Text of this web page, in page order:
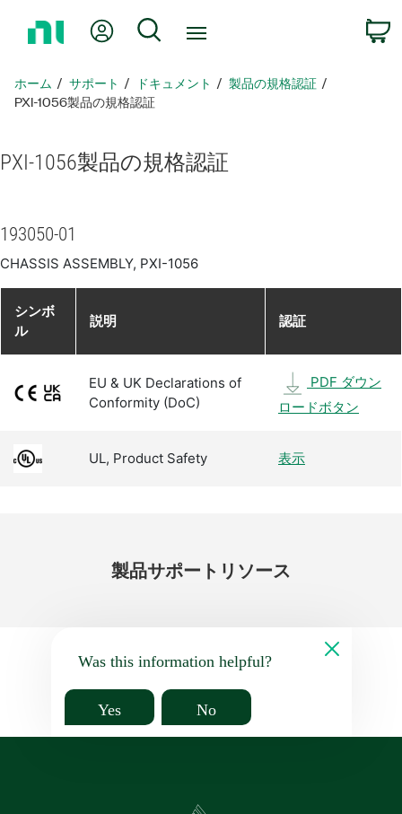
ペ
ー
戻
Myアカウント
検索
ホーム サポート ドキュメント
製品​の​規格​認証
PXI-1056製品​の​規格​認証
PXI-1056製品​の​規格​認証
193050-01
CHASSIS ASSEMBLY, PXI-1056
シンボ
ル
説明 認証
EU & UK Declarations of
Conformity (DoC)
PDF ダウン
ロードボタン
UL, Product Safety 表示
製品サポート リソース
Was this information helpful?
Yes No